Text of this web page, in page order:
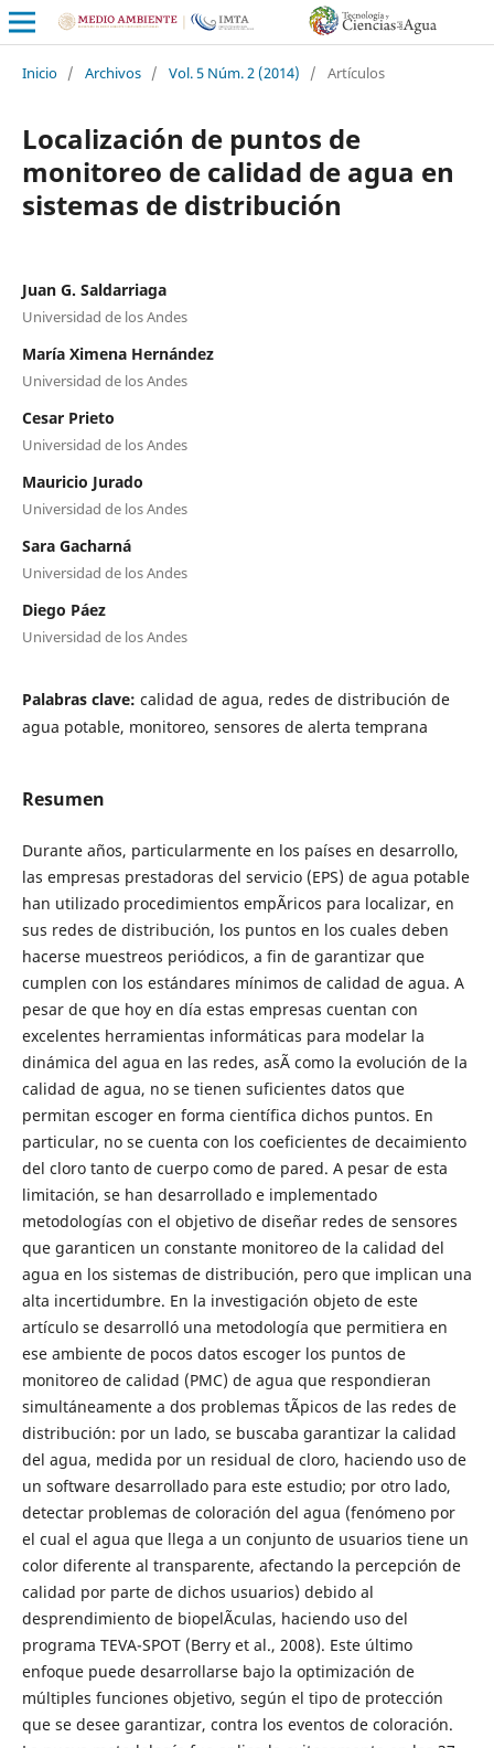
Inicio / Archivos / Vol. 5 Núm. 2 (2014) / Artículos
Localización de puntos de
monitoreo de calidad de agua en
sistemas de distribución
Juan G. Saldarriaga
Universidad de los Andes
María Ximena Hernández
Universidad de los Andes
Cesar Prieto
Universidad de los Andes
Mauricio Jurado
Universidad de los Andes
Sara Gacharná
Universidad de los Andes
Diego Páez
Universidad de los Andes
Palabras clave: calidad de agua, redes de distribución de
agua potable, monitoreo, sensores de alerta temprana
Resumen
Durante años, particularmente en los países en desarrollo,
las empresas prestadoras del servicio (EPS) de agua potable
han utilizado procedimientos empÃ­ricos para localizar, en
sus redes de distribución, los puntos en los cuales deben
hacerse muestreos periódicos, a fin de garantizar que
cumplen con los estándares mínimos de calidad de agua. A
pesar de que hoy en día estas empresas cuentan con
excelentes herramientas informáticas para modelar la
dinámica del agua en las redes, asÃ­ como la evolución de la
calidad de agua, no se tienen suficientes datos que
permitan escoger en forma científica dichos puntos. En
particular, no se cuenta con los coeficientes de decaimiento
del cloro tanto de cuerpo como de pared. A pesar de esta
limitación, se han desarrollado e implementado
metodologías con el objetivo de diseñar redes de sensores
que garanticen un constante monitoreo de la calidad del
agua en los sistemas de distribución, pero que implican una
alta incertidumbre. En la investigación objeto de este
artículo se desarrolló una metodología que permitiera en
ese ambiente de pocos datos escoger los puntos de
monitoreo de calidad (PMC) de agua que respondieran
simultáneamente a dos problemas tÃ­picos de las redes de
distribución: por un lado, se buscaba garantizar la calidad
del agua, medida por un residual de cloro, haciendo uso de
un software desarrollado para este estudio; por otro lado,
detectar problemas de coloración del agua (fenómeno por
el cual el agua que llega a un conjunto de usuarios tiene un
color diferente al transparente, afectando la percepción de
calidad por parte de dichos usuarios) debido al
desprendimiento de biopelÃ­culas, haciendo uso del
programa TEVA-SPOT (Berry et al., 2008). Este último
enfoque puede desarrollarse bajo la optimización de
múltiples funciones objetivo, según el tipo de protección
que se desee garantizar, contra los eventos de coloración.